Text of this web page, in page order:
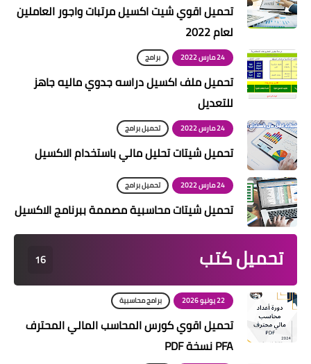
تحميل اقوي شيت اكسيل مرتبات واجور العاملين
لعام 2022
24 مارس 2022 برامج
تحميل ملف اكسيل دراسه جدوي ماليه جاهز
للتعديل
24 مارس 2022 تحميل برامج
تحميل شيتات تحليل مالي باستخدام الاكسيل
24 مارس 2022 تحميل برامج
تحميل شيتات محاسبية مصممة ببرنامج الاكسيل
تحميل كتب 16
22 يونيو 2026 برامج محاسبية
تحميل اقوي كورس المحاسب المالي المحترف
PFA نسخة PDF